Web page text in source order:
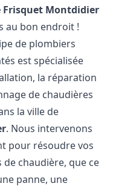
Frisquet Montdidier
au bon endroit !
de plombiers
est spécialisée
la réparation
de chaudières
la ville de
. Nous intervenons
pour résoudre vos
de chaudière, que ce
panne, une